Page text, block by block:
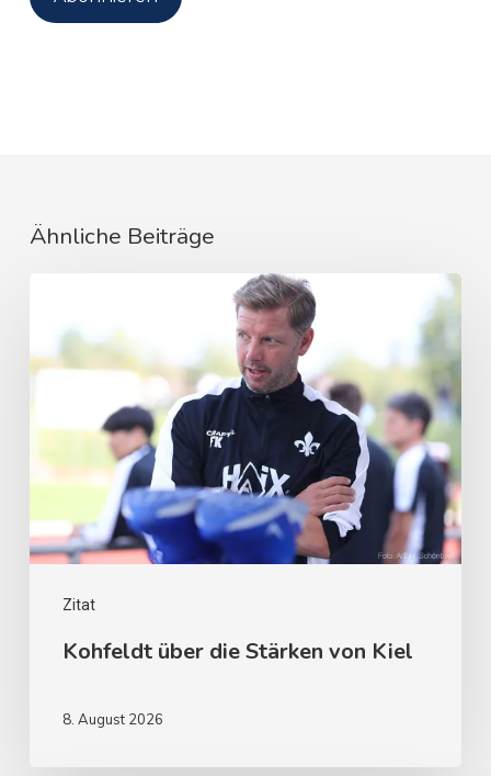
Ähnliche Beiträge
Zitat
Kohfeldt über die Stärken von Kiel
8. August 2026